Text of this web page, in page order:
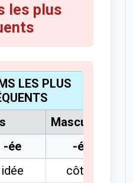
les plus
LES PLUS
Masculins
-ée
-é
idée
côté